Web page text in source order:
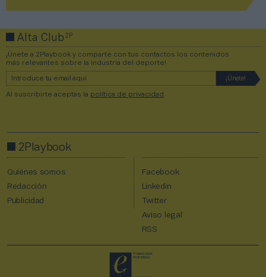
Alta Club2P
¡Únete a 2Playbook y comparte con tus contactos los contenidos
más relevantes sobre la industria del deporte!
Al suscribirte aceptas la política de privacidad .
2Playbook
Quiénes somos
Redacción
Publicidad
Facebook
Linkedin
Twitter
Aviso legal
RSS